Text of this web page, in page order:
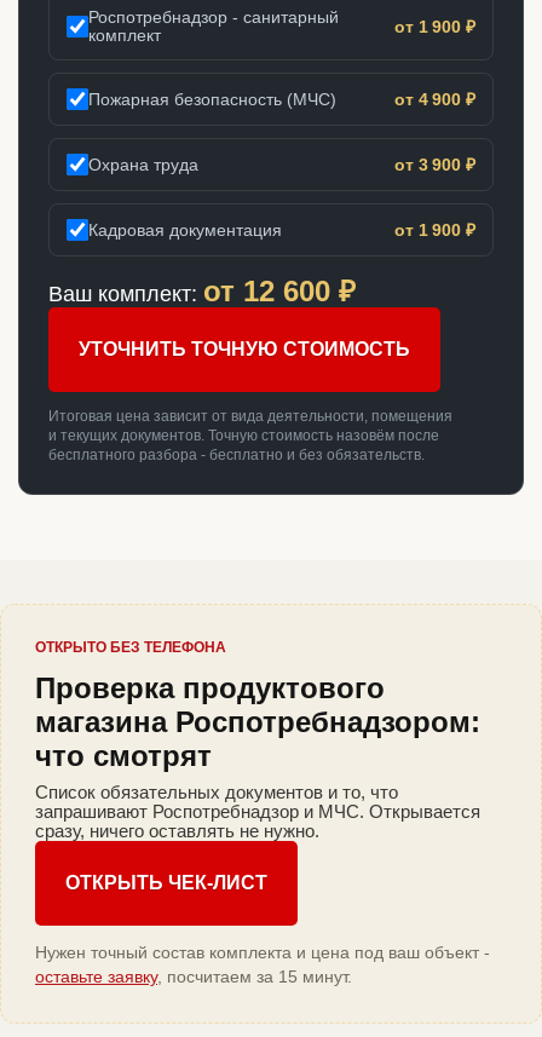
Роспотребнадзор - санитарный
комплект
от 1 900 ₽
Пожарная безопасность (МЧС) от 4 900 ₽
Охрана труда от 3 900 ₽
Кадровая документация от 1 900 ₽
Ваш комплект: от 12 600 ₽
УТОЧНИТЬ ТОЧНУЮ СТОИМОСТЬ
Итоговая цена зависит от вида деятельности, помещения
и текущих документов. Точную стоимость назовём после
бесплатного разбора - бесплатно и без обязательств.
ОТКРЫТО БЕЗ ТЕЛЕФОНА
Проверка продуктового
магазина Роспотребнадзором:
что смотрят
Список обязательных документов и то, что
запрашивают Роспотребнадзор и МЧС. Открывается
сразу, ничего оставлять не нужно.
ОТКРЫТЬ ЧЕК-ЛИСТ
Нужен точный состав комплекта и цена под ваш объект -
оставьте заявку, посчитаем за 15 минут.